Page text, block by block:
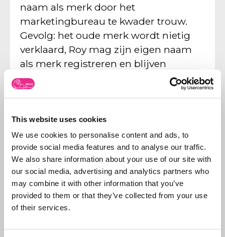
This website uses cookies
We use cookies to personalise content and ads, to
provide social media features and to analyse our traffic.
We also share information about your use of our site with
our social media, advertising and analytics partners who
may combine it with other information that you’ve
provided to them or that they’ve collected from your use
of their services.
naam als merk door het
marketingbureau te kwader trouw.
Gevolg: het oude merk wordt nietig
verklaard, Roy mag zijn eigen naam
als merk registreren en blijven
gebruiken. De uitspraak is volledig in
lijn met eerdere uitspraken van het
merkkaping niet loont.
25 juni 2015
Merken ,Merkinbreuk, merkkwesties en
opposities,Merkregistratie
VORIGE
Lidl Snelle Jelle (HDC kranten – Plus werken bijlage)
VOLGENDE
Roy Donders eist naam op (HDC kranten – Plus werken bijlage)
Snel naar